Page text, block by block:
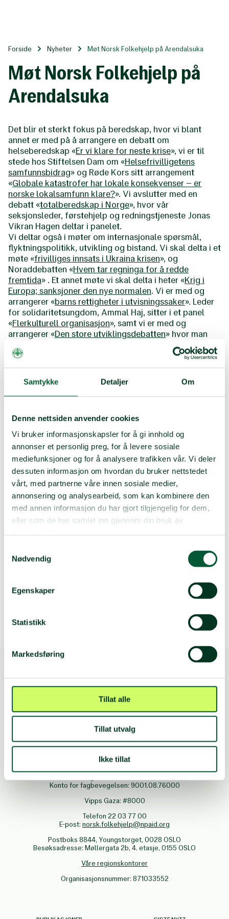
Samtykke Detaljer Om
Denne nettsiden anvender cookies
Vi bruker informasjonskapsler for å gi innhold og
annonser et personlig preg, for å levere sosiale
mediefunksjoner og for å analysere trafikken vår. Vi deler
dessuten informasjon om hvordan du bruker nettstedet
vårt, med partnerne våre innen sosiale medier,
annonsering og analysearbeid, som kan kombinere den
med annen informasjon du har gjort tilgjengelig for dem,
eller som de har samlet inn gjennom din bruk av
Nødvendig
Egenskaper
Statistikk
Markedsføring
Tillat alle
Tillat utvalg
Ikke tillat
Forside Nyheter Møt Norsk Folkehjelp på Arendalsuka
Møt Norsk Folkehjelp på
Arendalsuka
Det blir et sterkt fokus på beredskap, hvor vi blant
annet er med på å arrangere en debatt om
helseberedskap «Er vi klare for neste krise», vi er til
stede hos Stiftelsen Dam om «Helsefrivilligetens
samfunnsbidrag» og Røde Kors sitt arrangement
«Globale katastrofer har lokale konsekvenser – er
norske lokalsamfunn klare?». Vi avslutter med en
debatt «totalberedskap i Norge», hvor vår
seksjonsleder, førstehjelp og redningstjeneste Jonas
Vikran Hagen deltar i panelet.
Vi deltar også i møter om internasjonale spørsmål,
flyktningspolitikk, utvikling og bistand. Vi skal delta i et
møte «frivilliges innsats i Ukraina krisen», og
Noraddebatten «Hvem tar regninga for å redde
fremtida» . Et annet møte vi skal delta i heter «Krig i
Europa; sanksjoner den nye normalen. Vi er med og
arrangerer «barns rettigheter i utvisningssaker». Leder
for solidaritetsungdom, Ammal Haj, sitter i et panel
«Flerkulturell organisasjon», samt vi er med og
arrangerer «Den store utviklingsdebatten» hvor man
blant annet får en sofasamtale med klima- og
miljøministeren og utviklingsministeren.
Du kan også møte oss på vår spennende stand,
lokasjonen ser du på standkartet under her!
Vipps: Valgfritt beløp til#10145
Konto for fagbevegelsen: 9001.08.76000
Vipps Gaza: #8000
Telefon 22 03 77 00
E-post: norsk.folkehjelp@npaid.org
Postboks 8844, Youngstorget, 0028 OSLO
Besøksadresse: Møllergata 2b, 4. etasje, 0155 OSLO
Våre regionskontorer
Organisasjonsnummer: 871033552